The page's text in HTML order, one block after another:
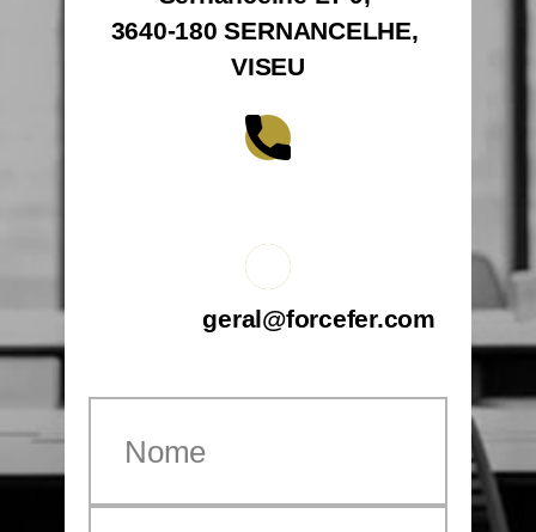
Sernancelhe LT 9,
3640-180 SERNANCELHE,